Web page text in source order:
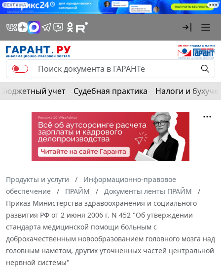
РЕКЛАМА
Бюджетный учет Судебная практика Налоги и
Продукты и услуги
Информационно-правовое
обеспечение
ПРАЙМ
Документы ленты ПРАЙМ
Приказ Министерства здравоохранения и социального
развития РФ от 2 июня 2006 г. N 452 "Об утверждении
стандарта медицинской помощи больным с
доброкачественным новообразованием головного мозга над
головным наметом, других уточненных частей центральной
нервной системы"